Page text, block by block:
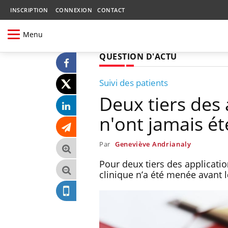
INSCRIPTION CONNEXION CONTACT
Menu
QUESTION D'ACTU
Suivi des patients
Deux tiers
n'ont jamais
Par Geneviève Andrianaly
Pour deux tiers des
clinique n’a été menée